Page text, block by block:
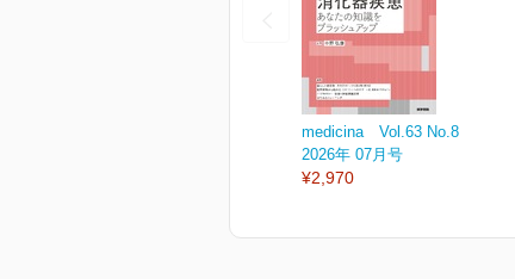
medicina Vol.63 No.8
2026年 07月号
¥2,970